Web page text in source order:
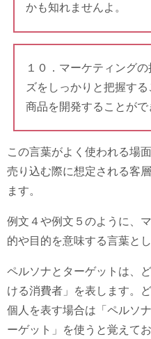
かも知れませんよ。
１０．マーケティング
ズをしっかりと把握す
商品を開発することがで
この言葉がよく使われる場
売り込む際に想定される客
ます。
例文４や例文５のように、
的や目的を意味する言葉と
ペルソナとターゲットは、
ける消費者」を表します。
個人を表す場合は「ペルソ
ーゲット」を使うと覚えて